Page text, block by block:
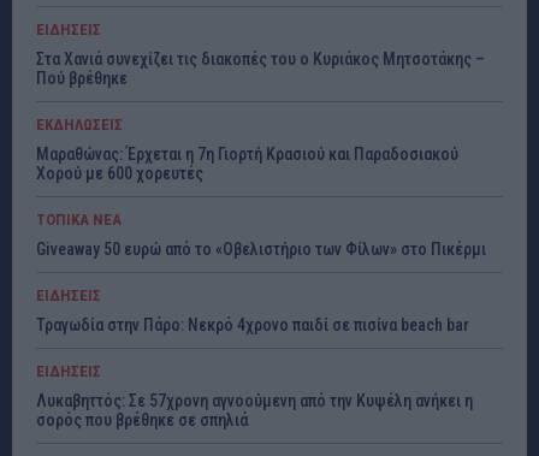
ΕΙΔΗΣΕΙΣ
Στα Χανιά συνεχίζει τις διακοπές του ο Κυριάκος Μητσοτάκης –
Πού βρέθηκε
ΕΚΔΗΛΩΣΕΙΣ
Μαραθώνας: Έρχεται η 7η Γιορτή Κρασιού και Παραδοσιακού
Χορού με 600 χορευτές
ΤΟΠΙΚΑ ΝΕΑ
Giveaway 50 ευρώ από το «Οβελιστήριο των Φίλων» στο Πικέρμι
ΕΙΔΗΣΕΙΣ
Τραγωδία στην Πάρο: Νεκρό 4χρονο παιδί σε πισίνα beach bar
ΕΙΔΗΣΕΙΣ
Λυκαβηττός: Σε 57χρονη αγνοούμενη από την Κυψέλη ανήκει η
σορός που βρέθηκε σε σπηλιά